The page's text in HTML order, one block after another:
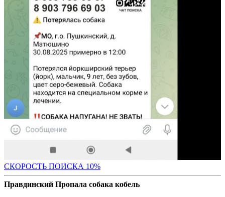
СКОРОСТЬ ПОИСКА 10%
Правдинский Пропала собака кобель